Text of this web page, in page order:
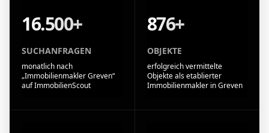
16.500+
SUCHANFRAGEN
monatlich nach
„Immobilienmakler Greven“
auf ImmobilienScout
876+
OBJEKTE
erfolgreich vermittelte
Objekte als etablierter
Immobilienmakler in Greven